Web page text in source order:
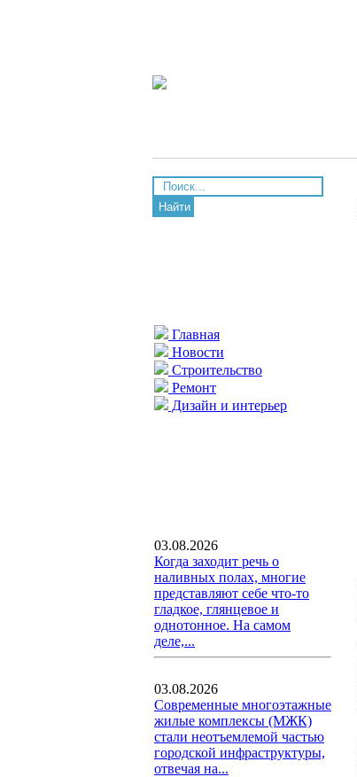
Найти
Главная
Новости
Строительство
Ремонт
Дизайн и интерьер
03.08.2026
Когда заходит речь о
наливных полах, многие
представляют себе что-то
гладкое, глянцевое и
однотонное. На самом
деле,...
03.08.2026
Современные многоэтажные
жилые комплексы (МЖК)
стали неотъемлемой частью
городской инфраструктуры,
отвечая на...